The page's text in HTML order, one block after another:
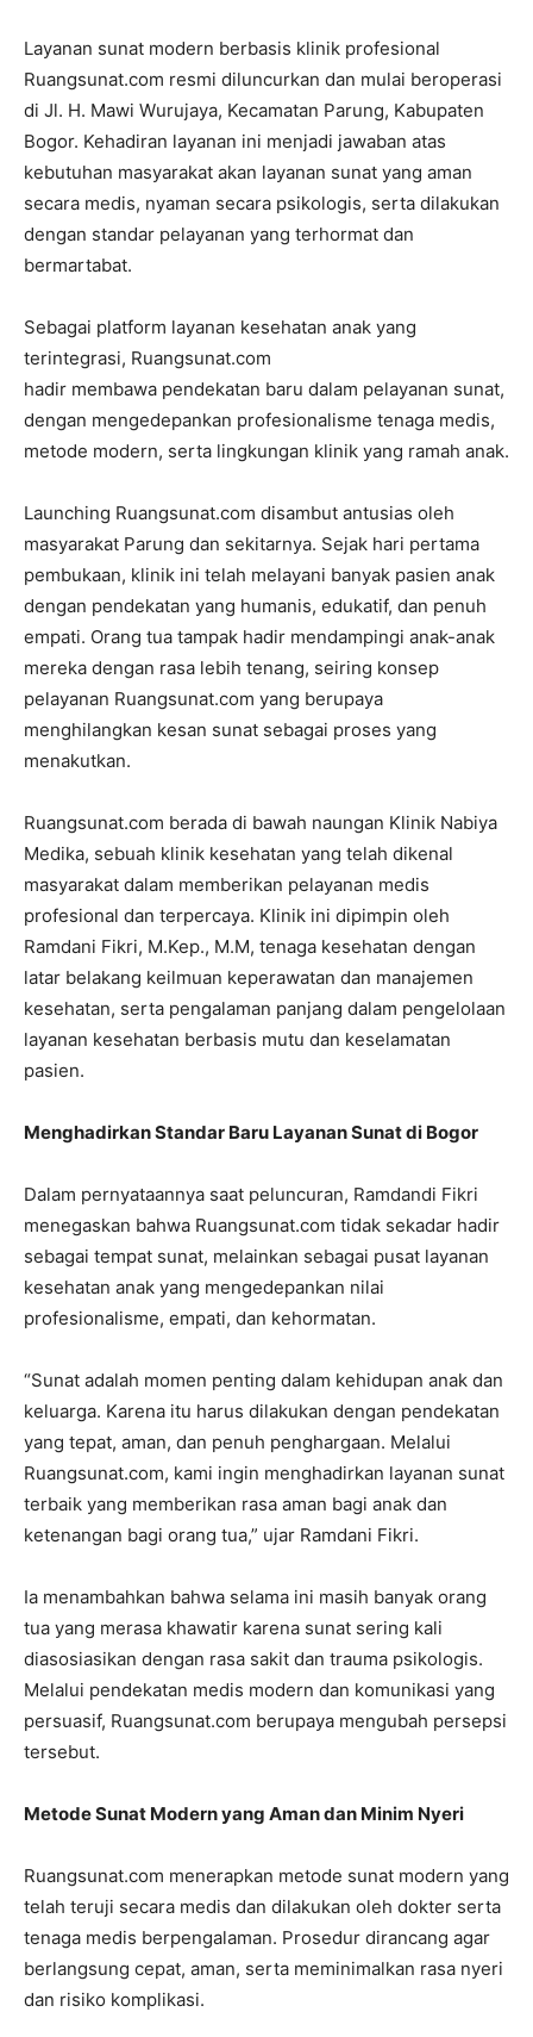
Layanan sunat modern berbasis klinik profesional
Ruangsunat.com resmi diluncurkan dan mulai beroperasi
di Jl. H. Mawi Wurujaya, Kecamatan Parung, Kabupaten
Bogor. Kehadiran layanan ini menjadi jawaban atas
kebutuhan masyarakat akan layanan sunat yang aman
secara medis, nyaman secara psikologis, serta dilakukan
dengan standar pelayanan yang terhormat dan
bermartabat.
Sebagai platform layanan kesehatan anak yang
terintegrasi, Ruangsunat.com
hadir membawa pendekatan baru dalam pelayanan sunat,
dengan mengedepankan profesionalisme tenaga medis,
metode modern, serta lingkungan klinik yang ramah anak.
Launching Ruangsunat.com disambut antusias oleh
masyarakat Parung dan sekitarnya. Sejak hari pertama
pembukaan, klinik ini telah melayani banyak pasien anak
dengan pendekatan yang humanis, edukatif, dan penuh
empati. Orang tua tampak hadir mendampingi anak-anak
mereka dengan rasa lebih tenang, seiring konsep
pelayanan Ruangsunat.com yang berupaya
menghilangkan kesan sunat sebagai proses yang
menakutkan.
Ruangsunat.com berada di bawah naungan Klinik Nabiya
Medika, sebuah klinik kesehatan yang telah dikenal
masyarakat dalam memberikan pelayanan medis
profesional dan terpercaya. Klinik ini dipimpin oleh
Ramdani Fikri, M.Kep., M.M, tenaga kesehatan dengan
latar belakang keilmuan keperawatan dan manajemen
kesehatan, serta pengalaman panjang dalam pengelolaan
layanan kesehatan berbasis mutu dan keselamatan
pasien.
Menghadirkan Standar Baru Layanan Sunat di Bogor
Dalam pernyataannya saat peluncuran, Ramdandi Fikri
menegaskan bahwa Ruangsunat.com tidak sekadar hadir
sebagai tempat sunat, melainkan sebagai pusat layanan
kesehatan anak yang mengedepankan nilai
profesionalisme, empati, dan kehormatan.
“Sunat adalah momen penting dalam kehidupan anak dan
keluarga. Karena itu harus dilakukan dengan pendekatan
yang tepat, aman, dan penuh penghargaan. Melalui
Ruangsunat.com, kami ingin menghadirkan layanan sunat
terbaik yang memberikan rasa aman bagi anak dan
ketenangan bagi orang tua,” ujar Ramdani Fikri.
Ia menambahkan bahwa selama ini masih banyak orang
tua yang merasa khawatir karena sunat sering kali
diasosiasikan dengan rasa sakit dan trauma psikologis.
Melalui pendekatan medis modern dan komunikasi yang
persuasif, Ruangsunat.com berupaya mengubah persepsi
tersebut.
Metode Sunat Modern yang Aman dan Minim Nyeri
Ruangsunat.com menerapkan metode sunat modern yang
telah teruji secara medis dan dilakukan oleh dokter serta
tenaga medis berpengalaman. Prosedur dirancang agar
berlangsung cepat, aman, serta meminimalkan rasa nyeri
dan risiko komplikasi.